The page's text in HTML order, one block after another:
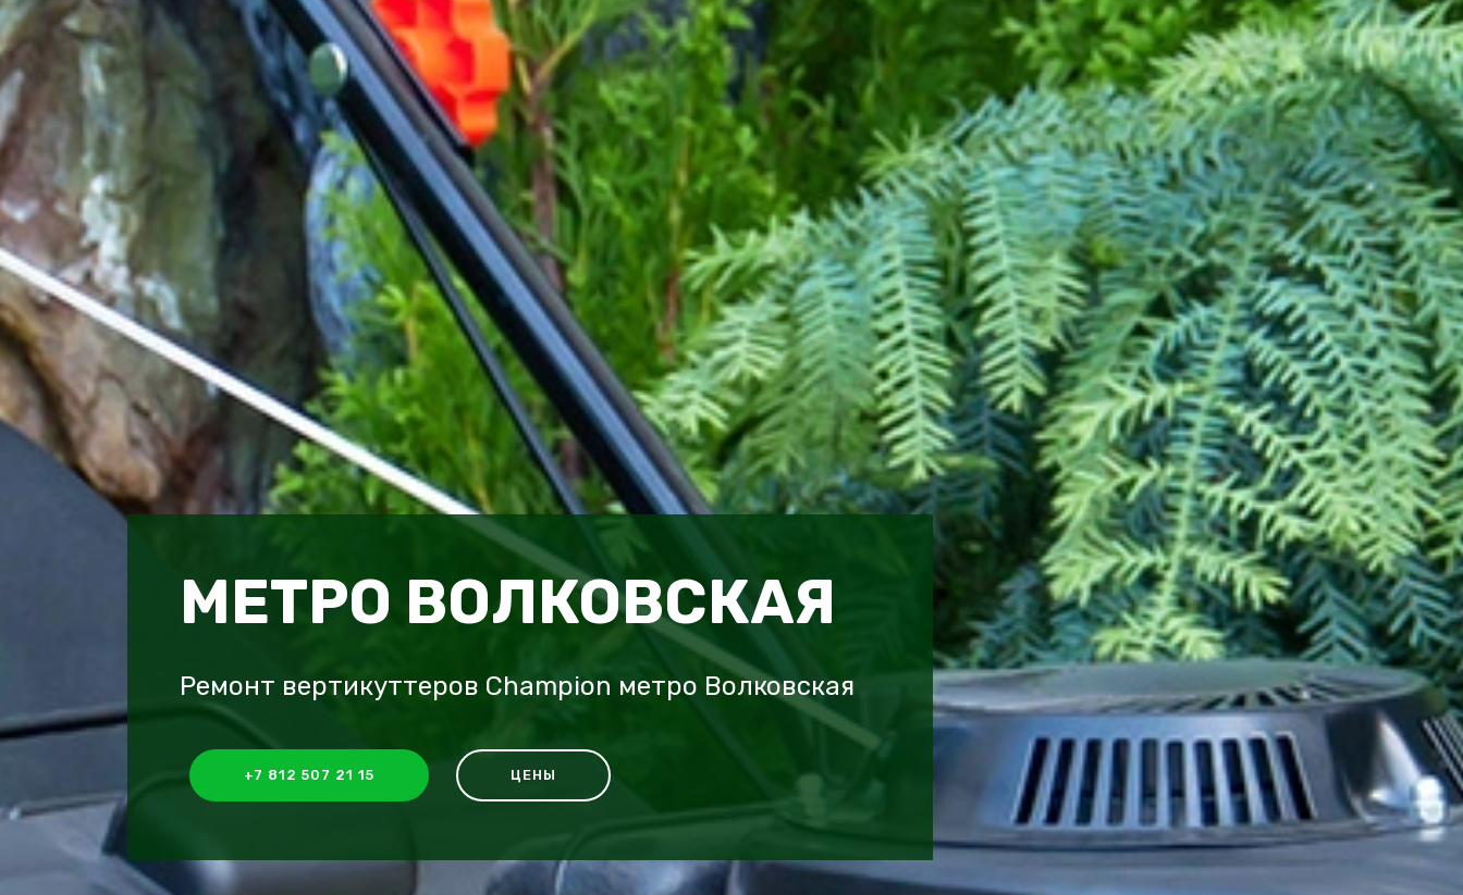
МЕТРО ВОЛКОВСКАЯ
Ремонт вертикуттеров Champion метро Волковская
+7 812 507 21 15 ЦЕНЫ